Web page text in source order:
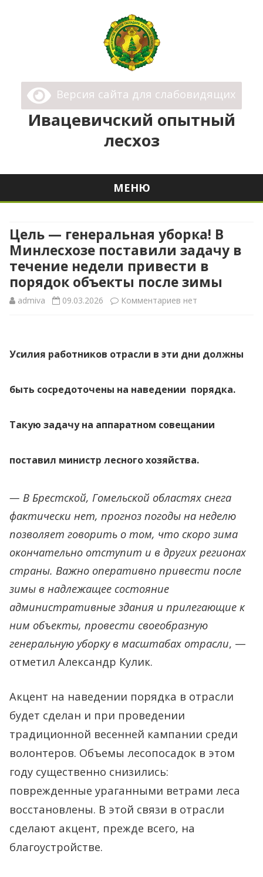
Ивацевичский опытный лесхоз
Государственное Опытное Лесохозяйственное
Учреждение "Ивацевичский опытный лесхоз"
Версия сайта для слабовидящих
Ивацевичский опытный
лесхоз
МЕНЮ
Перейти
содержимому
Цель — генеральная уборка! В
Минлесхозе поставили задачу в
течение недели привести в
порядок объекты после зимы
admiva 09.03.2026 Комментариев к
—
В
поставили
в
привести
порядок
объекты
после
нет
Усилия работников отрасли в эти дни должны
быть сосредоточены на наведении порядка.
Такую задачу на аппаратном совещании
поставил министр лесного хозяйства.
— В Брестской, Гомельской областях снега
фактически нет, прогноз погоды на неделю
позволяет говорить о том, что скоро зима
окончательно отступит и в других регионах
страны. Важно оперативно привести после
зимы в надлежащее состояние
административные здания и прилегающие к
ним объекты, провести своеобразную
генеральную уборку в масштабах отрасли, —
отметил Александр Кулик.
Акцент на наведении порядка в отрасли
будет сделан и при проведении
традиционной весенней кампании среди
волонтеров. Объемы лесопосадок в этом
году существенно снизились:
поврежденные ураганными ветрами леса
восстановлены. В этой связи в отрасли
сделают акцент, прежде всего, на
благоустройстве.